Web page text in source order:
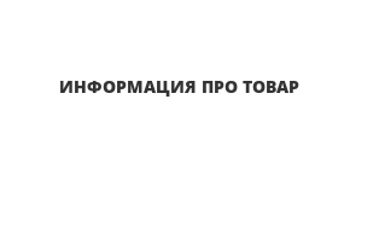
ИНФОРМАЦИЯ ПРО ТОВАР